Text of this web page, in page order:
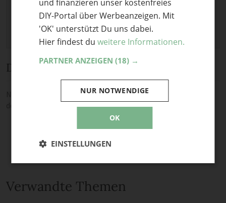
Diskussion
Noch keine Kommentare — sei die Erste oder der Erste und teile
Verwandte Themen
und finanzieren unser kostenfreies
DIY-Portal über Werbeanzeigen. Mit
'OK' unterstützt Du uns dabei.
Hier findest du weitere Informationen.
PARTNER ANZEIGEN (18) →
OK
NUR NOTWENDIGE
EINSTELLUNGEN